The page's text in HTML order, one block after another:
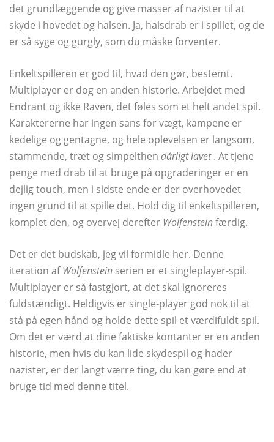
det grundlæggende og give masser af nazister til at
skyde i hovedet og halsen. Ja, halsdrab er i spillet, og de
er så syge og gurgly, som du måske forventer.
Enkeltspilleren er god til, hvad den gør, bestemt.
Multiplayer er dog en anden historie. Arbejdet med
Endrant og ikke Raven, det føles som et helt andet spil.
Karaktererne har ingen sans for vægt, kampene er
kedelige og gentagne, og hele oplevelsen er langsom,
stammende, træt og simpelthen dårligt lavet. At tjene
penge med drab til at bruge på opgraderinger er en
dejlig touch, men i sidste ende er der overhovedet
ingen grund til at spille det. Hold dig til enkeltspilleren,
komplet den, og overvej derefter Wolfensteinfærdig.
Det er det budskab, jeg vil formidle her. Denne
iteration afWolfenstein serien er et singleplayer-spil.
Multiplayer er så fastgjort, at det skal ignoreres
fuldstændigt. Heldigvis er single-player god nok til at
stå på egen hånd og holde dette spil et værdifuldt spil.
Om det er værd at dine faktiske kontanter er en anden
historie, men hvis du kan lide skydespil og hader
nazister, er der langt værre ting, du kan gøre end at
bruge tid med denne titel.